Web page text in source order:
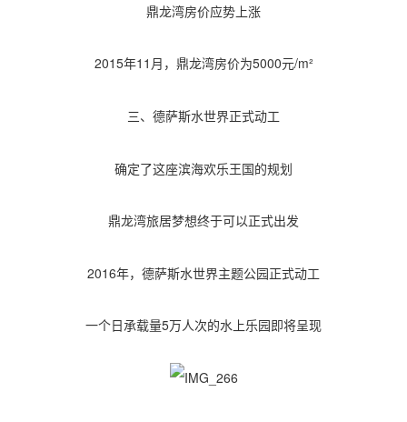
鼎龙湾房价应势上涨
2015年11月，鼎龙湾房价为5000元/m²
三、德萨斯水世界正式动工
确定了这座滨海欢乐王国的规划
鼎龙湾旅居梦想终于可以正式出发
2016年，德萨斯水世界主题公园正式动工
一个日承载量5万人次的水上乐园即将呈现